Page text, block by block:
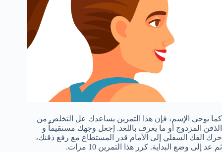
كما يوحي الإسم، فإن هذا التمرين يساعدك عل التخلص من
الذقن المزدوج أو ما يعرف باللغد. إجعل وجهك مستقيماً و
حرك الفك السفلي إلى الأمام قدر المستطاع مع رفع ذقنك،
ثم عد إلى وضع البداية. كرر هذا التمرين 10 مرات.